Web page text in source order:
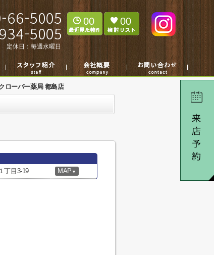
定休日： 毎週水曜日
00 00
ローバー薬局 都島店
丁目3-19 MAP ▼